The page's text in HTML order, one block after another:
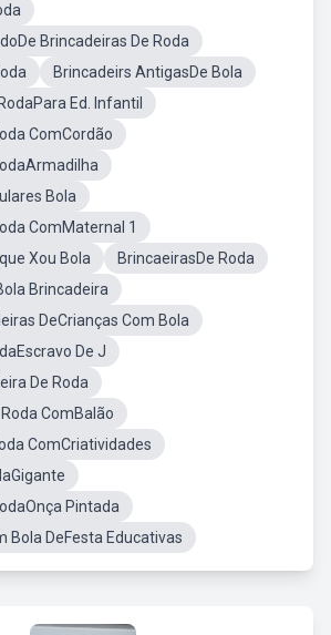
Brincadeiras De Roda
Brincadeirs AntigasDe Bola
Ed. Infantil
ComCordão
Bola
ComMaternal 1
Xou Bola
BrincaeirasDe Roda
Brincadeira
DeCrianças Com Bola
De J
De Roda
ComBalão
ComCriatividades
Pintada
Bola DeFesta Educativas